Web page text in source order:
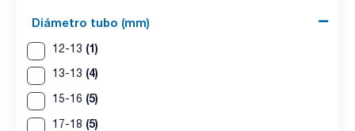
Diámetro tubo (mm)
12-13 (1)
13-13 (4)
15-16 (5)
17-18 (5)